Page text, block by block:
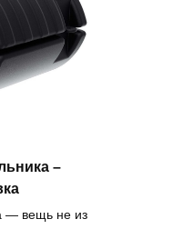
–
— вещь не из